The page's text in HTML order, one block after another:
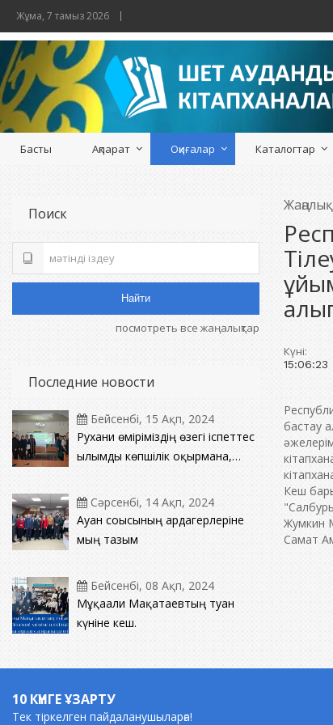
Жұма, 7 тамыз 2026
Басты Ақпарат Оқиғалар Каталогтар
Күні:
15:06:23
бастау
Кеш
Жумкин
Самат
Поиск
Найти
посмотреть все жаңалықтар
Последние новости
Бейсенбі, 15 Ақп, 2024
Рухани өміріміздің өзегі іспеттес
ғылымды көпшілік оқырманға,
жеткіншек ұрпаққа насихаттап
отырған іргелі білімнің ошағы
кітапхана төрінде дәстүрлі
Сәрсенбі, 14 Ақп, 2024
Ауған соғысының ардагерлеріне
мың тағзым
Бейсенбі, 08 Ақп, 2024
Мұқағали Мақатаевтың туған
күніне кеш.
10 КҮНГЕ ҰЗАРТУ
Тек тіркелген пайдаланушыларға!